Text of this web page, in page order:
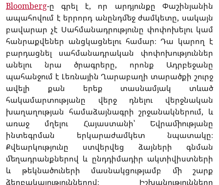
Bloomberg-ը գրել է, որ արդյունքը Փաշինյանին
ապահովում է երրորդ անընդմեջ ժամկետը, սակայն
բավարար չէ Սահմանադրությունը փոփոխելու կամ
հանրաքվեներ անցկացնելու համար։ Դա կարող է
բարդացնել սահմանադրական փոփոխություններ
անելու նրա ծրագրերը, որոնք Ադրբեջանը
պահանջում է Լեռնային Ղարաբաղի տարածքի շուրջ
ավելի քան երեք տասնամյակ տևած
հակամարտությանը վերջ դնելու վերջնական
խաղաղության համաձայնագրի շրջանակներում, և
առաջ մղելու Հայաստանի՝ Եվրամիությանը
ինտեգրման երկարաժամկետ նպատակը։
Քվեարկությունը ստվերվեց ձայների գնման
մեղադրանքներով և ընդդիմադիր ակտիվիստների
և թեկնածուների մասնակցությամբ մի շարք
ձերբակալություններով։ Իշխանությունները